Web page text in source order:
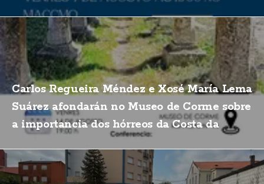
Carlos Regueira Méndez e Xosé María Lema
Suárez afondarán no Museo de Corme sobre
a importancia dos hórreos da Costa da